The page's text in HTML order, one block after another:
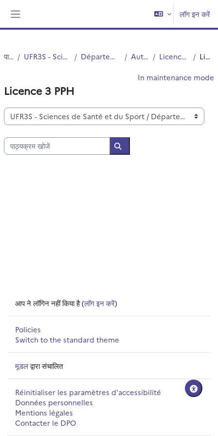
लॉग इन करें
पाठ्यक्रम UFR3S - Sciences de Santé et du Sport Département UFR3S - Pharmacie Autres Diplômes Licences professionnelles Licence 3 PPH
In maintenance mode
Licence 3 PPH
पाठ्यक्रम वर्ग
पाठ्यक्रम खोजें
पाठ्यक्रम खोजें
आप ने लॉगिन नहीं किया है (लॉग इन करें)
Policies
Switch to the standard theme
मूडलद्वारा संचालित
Réinitialiser les paramètres d'accessibilité
Données personnelles
Mentions légales
Contacter le DPO